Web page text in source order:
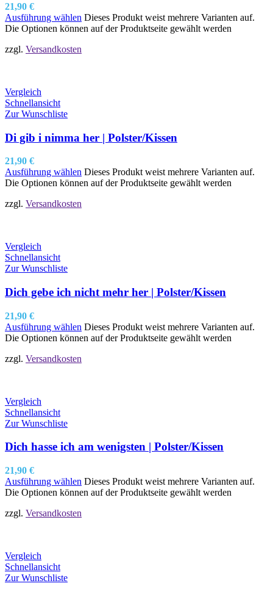
21,90 €
Ausführung wählen Dieses Produkt weist mehrere Varianten auf.
Die Optionen können auf der Produktseite gewählt werden
zzgl. Versandkosten
Vergleich
Schnellansicht
Zur Wunschliste
Di gib i nimma her | Polster/Kissen
21,90 €
Ausführung wählen Dieses Produkt weist mehrere Varianten auf.
Die Optionen können auf der Produktseite gewählt werden
zzgl. Versandkosten
Vergleich
Schnellansicht
Zur Wunschliste
Dich gebe ich nicht mehr her | Polster/Kissen
21,90 €
Ausführung wählen Dieses Produkt weist mehrere Varianten auf.
Die Optionen können auf der Produktseite gewählt werden
zzgl. Versandkosten
Vergleich
Schnellansicht
Zur Wunschliste
Dich hasse ich am wenigsten | Polster/Kissen
21,90 €
Ausführung wählen Dieses Produkt weist mehrere Varianten auf.
Die Optionen können auf der Produktseite gewählt werden
zzgl. Versandkosten
Vergleich
Schnellansicht
Zur Wunschliste